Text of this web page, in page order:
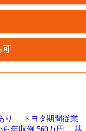
可